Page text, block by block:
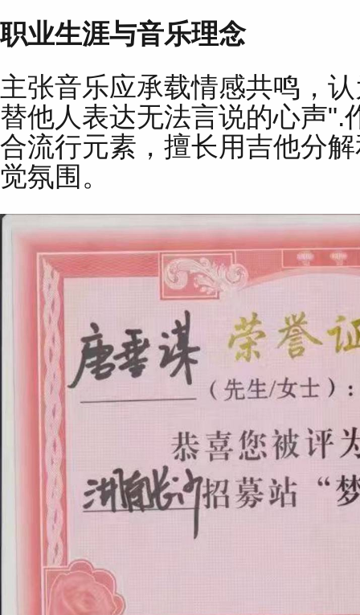
职业生涯与音乐理念
主张音乐应承载情感共鸣，
替他人表达无法言说的心声".
合流行元素，擅长用吉他分
觉氛围。